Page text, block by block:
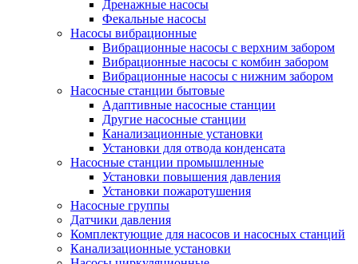
Дренажные насосы
Фекальные насосы
Насосы вибрационные
Вибрационные насосы с верхним забором
Вибрационные насосы с комбин забором
Вибрационные насосы с нижним забором
Насосные станции бытовые
Адаптивные насосные станции
Другие насосные станции
Канализационные установки
Установки для отвода конденсата
Насосные станции промышленные
Установки повышения давления
Установки пожаротушения
Насосные группы
Датчики давления
Комплектующие для насосов и насосных станций
Канализационные установки